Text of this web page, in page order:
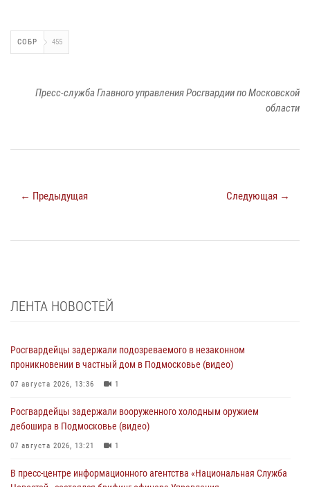
СОБР 455
Пресс-служба Главного управления Росгвардии по Московской
области
← Предыдущая Следующая →
ЛЕНТА НОВОСТЕЙ
Росгвардейцы задержали подозреваемого в незаконном
проникновении в частный дом в Подмосковье (видео)
07 августа 2026, 13:36 1
Росгвардейцы задержали вооруженного холодным оружием
дебошира в Подмосковье (видео)
07 августа 2026, 13:21 1
В пресс-центре информационного агентства «Национальная Служба